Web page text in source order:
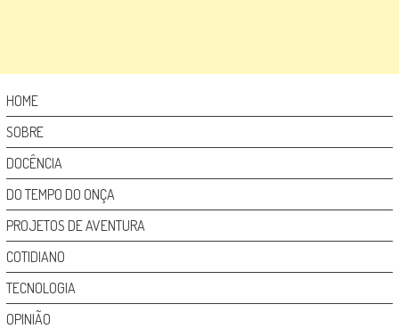
HOME
SOBRE
DOCÊNCIA
DO TEMPO DO ONÇA
PROJETOS DE AVENTURA
COTIDIANO
TECNOLOGIA
OPINIÃO